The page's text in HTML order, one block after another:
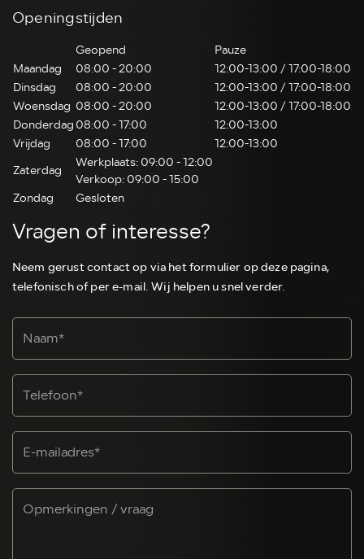
Openingstijden
Geopend
Pauze
Maandag
08:00 - 20:00
12:00-13:00 / 17:00-18:00
Dinsdag
08:00 - 20:00
12:00-13:00 / 17:00-18:00
Woensdag 08:00 - 20:00
12:00-13:00 / 17:00-18:00
Donderdag08:00 - 17:00
12:00-13:00
Vrijdag
08:00 - 17:00
12:00-13:00
Zaterdag
Werkplaats: 09:00 - 12:00
Verkoop: 09:00 - 15:00
Zondag
Gesloten
Vragen of interesse?
Neem gerust contact op via het formulier op deze pagina,
telefonisch of per e-mail. Wij helpen u snel verder.